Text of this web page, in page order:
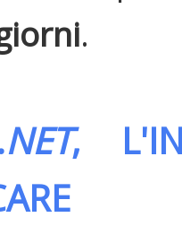
.
NET,